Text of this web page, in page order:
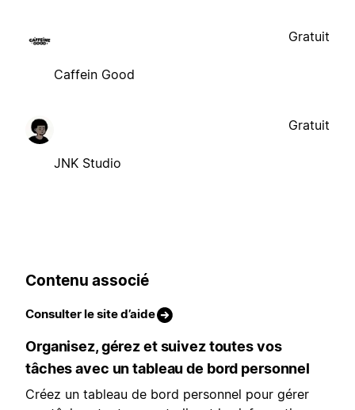
Caffein Good
Gratuit
JNK Studio
Gratuit
Contenu associé
Consulter le site d’aide
Organisez, gérez et suivez toutes vos
tâches avec un tableau de bord personnel
Créez un tableau de bord personnel pour gérer